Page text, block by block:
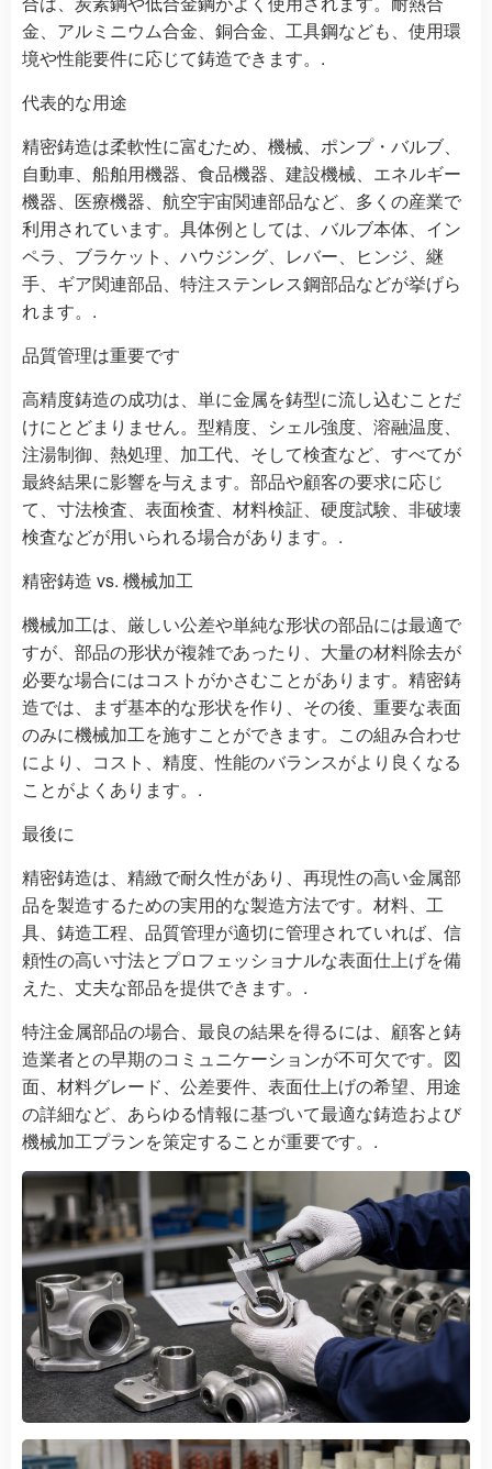
金、アルミニウム合金、銅合金、工具鋼なども、使用環
境や性能要件に応じて鋳造できます。.
代表的な用途
精密鋳造は柔軟性に富むため、機械、ポンプ・バルブ、
自動車、船舶用機器、食品機器、建設機械、エネルギー
機器、医療機器、航空宇宙関連部品など、多くの産業で
利用されています。具体例としては、バルブ本体、イン
ペラ、ブラケット、ハウジング、レバー、ヒンジ、継
手、ギア関連部品、特注ステンレス鋼部品などが挙げら
れます。.
品質管理は重要です
高精度鋳造の成功は、単に金属を鋳型に流し込むことだ
けにとどまりません。型精度、シェル強度、溶融温度、
注湯制御、熱処理、加工代、そして検査など、すべてが
最終結果に影響を与えます。部品や顧客の要求に応じ
て、寸法検査、表面検査、材料検証、硬度試験、非破壊
検査などが用いられる場合があります。.
精密鋳造 vs. 機械加工
機械加工は、厳しい公差や単純な形状の部品には最適で
すが、部品の形状が複雑であったり、大量の材料除去が
必要な場合にはコストがかさむことがあります。精密鋳
造では、まず基本的な形状を作り、その後、重要な表面
のみに機械加工を施すことができます。この組み合わせ
により、コスト、精度、性能のバランスがより良くなる
ことがよくあります。.
最後に
精密鋳造は、精緻で耐久性があり、再現性の高い金属部
品を製造するための実用的な製造方法です。材料、工
具、鋳造工程、品質管理が適切に管理されていれば、信
頼性の高い寸法とプロフェッショナルな表面仕上げを備
えた、丈夫な部品を提供できます。.
特注金属部品の場合、最良の結果を得るには、顧客と鋳
造業者との早期のコミュニケーションが不可欠です。図
面、材料グレード、公差要件、表面仕上げの希望、用途
の詳細など、あらゆる情報に基づいて最適な鋳造および
機械加工プランを策定することが重要です。.